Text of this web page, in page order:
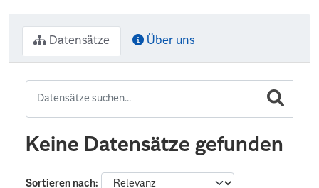
Datensätze Über uns
Keine Datensätze gefunden
Sortieren nach